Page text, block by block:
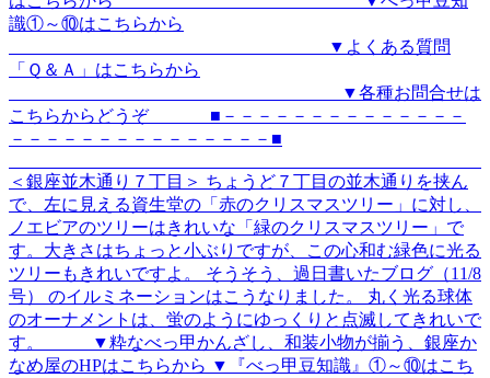
識①～⑩はこちらから
▼よくある質問
「Ｑ＆Ａ」はこちらから
▼各種お問合せは
こちらからどうぞ ■－－－－－－－－－－－－－－
－－－－－－－－－－－－－－－■
＜銀座並木通り７丁目＞ ちょうど７丁目の並木通りを挟ん
で、左に見える資生堂の「赤のクリスマスツリー」に対し、
ノエビアのツリーはきれいな「緑のクリスマスツリー」で
す。大きさはちょっと小ぶりですが、この心和む緑色に光る
ツリーもきれいですよ。 そうそう、過日書いたブログ（11/8
号） のイルミネーションはこうなりました。 丸く光る球体
のオーナメントは、蛍のようにゆっくりと点滅してきれいで
す。 ▼粋なべっ甲かんざし、和装小物が揃う、銀座か
なめ屋のHPはこちらから ▼『べっ甲豆知識』①～⑩はこち